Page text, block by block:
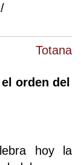
Totana
orden del
hoy la